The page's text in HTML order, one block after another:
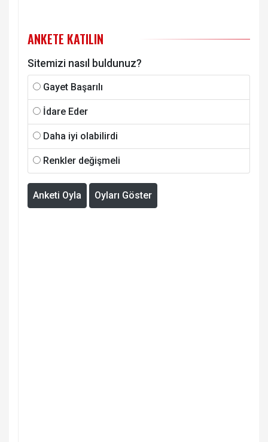
ANKETE KATILIN
Sitemizi nasıl buldunuz?
Gayet Başarılı
İdare Eder
Daha iyi olabilirdi
Renkler değişmeli
Anketi Oyla Oyları Göster